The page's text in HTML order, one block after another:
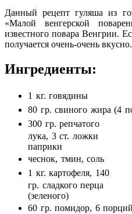
Данный рецепт гуляша из
«Малой венгерской
известного повара Венгрии.
получается очень-очень вкусно.
Ингредиенты:
1 кг. говядины
80 гр. свиного жира (4
300 гр. репчатого
лука, 3 ст. ложки
паприки
чеснок, тмин, соль
1 кг. картофеля, 140
гр. сладкого перца
(зеленого)
60 гр. помидор, 6